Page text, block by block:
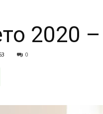
2020
0